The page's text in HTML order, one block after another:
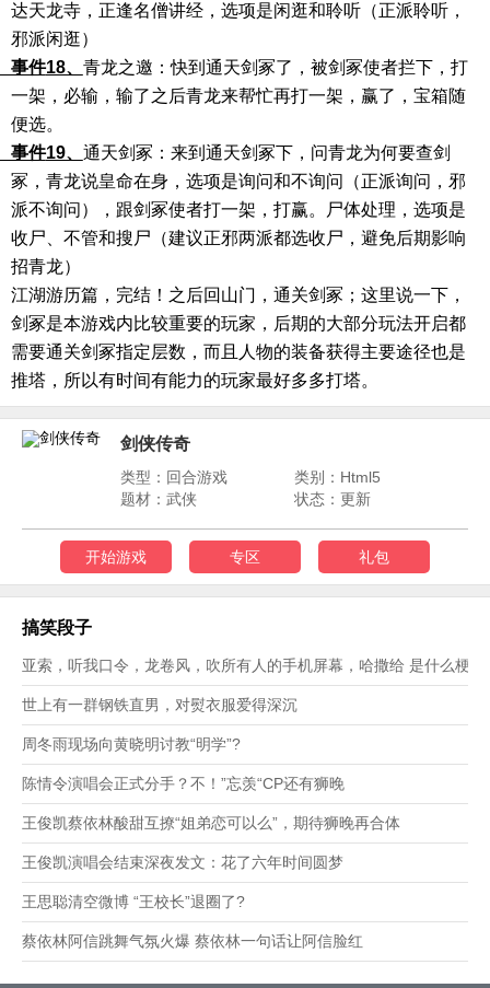
达天龙寺，正逢名僧讲经，选项是闲逛和聆听（正派聆听，
邪派闲逛）
18、 青龙之邀：快到通天剑冢了，被剑冢使者拦下，打
一架，必输，输了之后青龙来帮忙再打一架，赢了，宝箱随
便选。
19、 通天剑冢：来到通天剑冢下，问青龙为何要查剑
冢，青龙说皇命在身，选项是询问和不询问（正派询问，邪
派不询问），跟剑冢使者打一架，打赢。尸体处理，选项是
收尸、不管和搜尸（建议正邪两派都选收尸，避免后期影响
招青龙）
江湖游历篇，完结！之后回山门，通关剑冢；这里说一下，
剑冢是本游戏内比较重要的玩家，后期的大部分玩法开启都
需要通关剑冢指定层数，而且人物的装备获得主要途径也是
推塔，所以有时间有能力的玩家最好多多打塔。
剑侠传奇
类型：回合游戏
类别：Html5
题材：武侠
状态：更新
开始游戏 专区 礼包
搞笑段子
亚索，听我口令，龙卷风，吹所有人的手机屏幕，哈撒给 是什么梗？
世上有一群钢铁直男，对熨衣服爱得深沉
周冬雨现场向黄晓明讨教“明学”?
陈情令演唱会正式分手？不！”忘羡“CP还有狮晚
王俊凯蔡依林酸甜互撩“姐弟恋可以么”，期待狮晚再合体
王俊凯演唱会结束深夜发文：花了六年时间圆梦
王思聪清空微博 “王校长”退圈了?
蔡依林阿信跳舞气氛火爆 蔡依林一句话让阿信脸红